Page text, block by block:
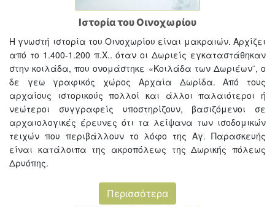
Ιστορία του Οινοχωρίου
Η γνωστή ιστορία του Οινοχωρίου είναι μακραιών. Αρχίζει
από το 1.400-1.200 π.Χ.. όταν οι Δωριείς εγκαταστάθηκαν
στην κοιλάδα, που ονομάστηκε «Κοιλάδα των Δωριέων¨, ο
δε γεω γραφικός χώρος Αρχαία Δωρίδα. Από τους
αρχαίους ιστορικούς πολλοί και άλλοι παλαιότεροι ή
νεώτεροι συγγραφείς υποστηρίζουν, βασιζόμενοι σε
αρχαιολογικές έρευνες ότι τα λείψανα των ισοδομικών
τειχών που περιβάλλουν το λόφο της Αγ. Παρασκευής
είναι κατάλοιπα της ακροπόλεως της Δωρικής πόλεως
Δρυόπης.
Περισσότερα